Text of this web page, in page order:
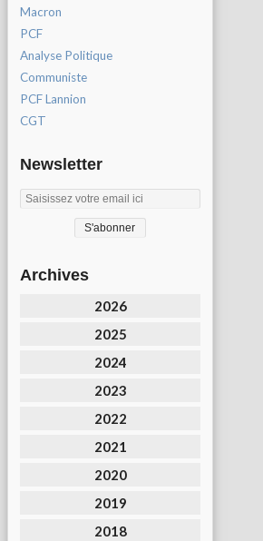
Macron
PCF
Analyse Politique
Communiste
PCF Lannion
CGT
Newsletter
Archives
2026
2025
2024
2023
2022
2021
2020
2019
2018